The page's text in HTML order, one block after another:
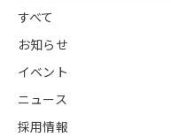
すべて
お知らせ
イベント
ニュース
採用情報